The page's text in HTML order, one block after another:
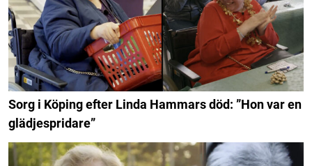
Sorg i Köping efter Linda Hammars död: ”Hon var en
glädjespridare”